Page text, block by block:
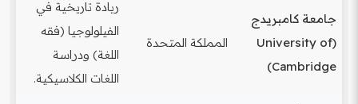
جامعة كامبريدج
(University of
Cambridge)
المملكة المتحدة
ريادة تاريخية في
الفيلولوجيا (فقه
اللغة) ودراسة
اللغات الكلاسيكية.